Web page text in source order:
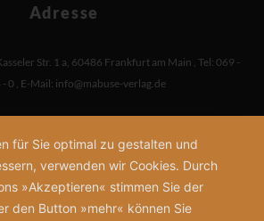
Adresse
Str. 1 a, 60486 Frankfurt am Main , Tel: 069 -
0 , E-Mail: info@mabuse-verlag.de
für Sie optimal zu gestalten und
verwenden wir Cookies. Durch
»Akzeptieren« stimmen Sie der
den Button »mehr« können Sie